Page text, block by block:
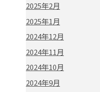
2025年2月
2025年1月
2024年12月
2024年11月
2024年10月
2024年9月